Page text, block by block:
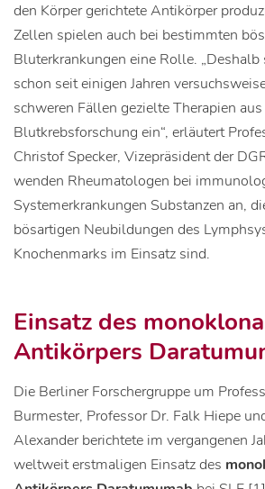
den Körper gerichtete Antikörper
Zellen spielen auch bei bestimmten
Bluterkrankungen eine Rolle. „Deshalb
schon seit einigen Jahren
schweren Fällen gezielte Therapien
Blutkrebsforschung ein“, erläutert
Christof Specker, Vizepräsident der
wenden Rheumatologen bei
Systemerkrankungen Substanzen an,
bösartigen Neubildungen des
Knochenmarks im Einsatz sind.
Einsatz des
Antikörpers
Die Berliner Forschergruppe um
Burmester, Professor Dr. Falk Hiepe
Alexander berichtete im vergangenen
weltweit erstmaligen Einsatz des